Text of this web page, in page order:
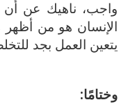
واجب، ناهيك عن أن
الإنسان هو من أظهر
يتعين العمل بجد
وختامًا: